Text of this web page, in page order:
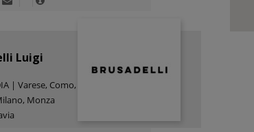
Luigi
| Varese, Como,
Monza